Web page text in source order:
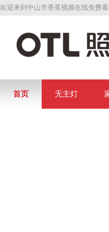
欢迎来到中山市香蕉视频在线免费
首页 无主灯